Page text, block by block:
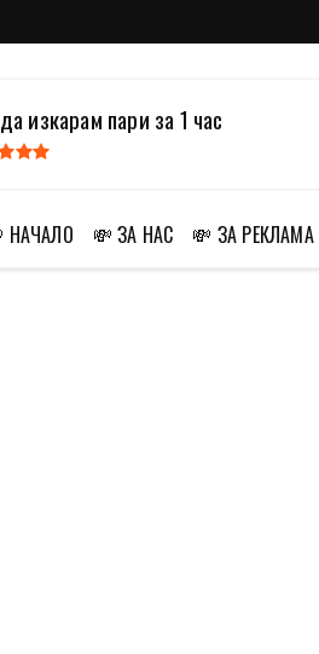
изкарам пари за 1 час
НАЧАЛО 💸 ЗА НАС 💸 ЗА РЕКЛАМА